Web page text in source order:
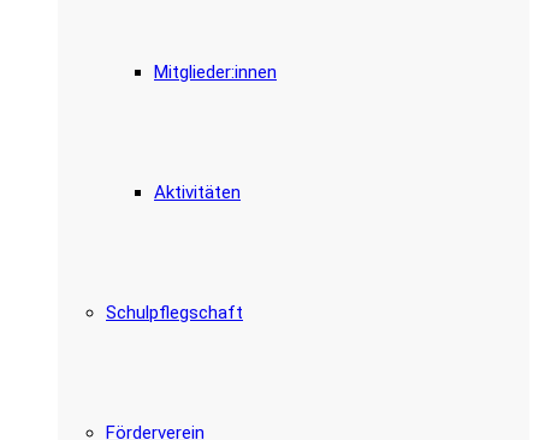
Mitglieder:innen
Aktivitäten
Schulpflegschaft
Förderverein